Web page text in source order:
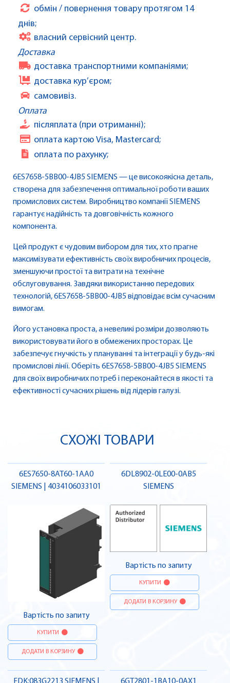
обмін / повернення товару протягом 14
днів;
власний сервісний центр.
Доставка
доставка транспортними компаніями;
доставка кур’єром;
самовивіз.
Оплата
післяплата (при отриманні);
оплата картою Visa, Mastercard;
оплата по рахунку;
6ES7658-5BB00-4JB5 SIEMENS — це високоякісна деталь,
створена для забезпечення оптимальної роботи ваших
промислових систем. Виробництво компанії SIEMENS
гарантує надійність та довговічність кожного
компонента.
Цей продукт є чудовим вибором для тих, хто прагне
максимізувати ефективність своїх виробничих процесів,
зменшуючи простої та витрати на технічне
обслуговування. Завдяки використанню передових
технологій, 6ES7658-5BB00-4JB5 відповідає всім сучасним
вимогам.
Його установка проста, а невеликі розміри дозволяють
використовувати його в обмежених просторах. Це
забезпечує гнучкість у плануванні та інтеграції у будь-які
промислові лінії. Оберіть 6ES7658-5BB00-4JB5 SIEMENS
для своїх виробничих потреб і переконайтеся в якості та
ефективності сучасних рішень від лідерів галузі.
СХОЖІ ТОВАРИ
6ES7650-8AT60-1AA0
SIEMENS | 4034106033101
Вартість по запиту
КУПИТИ
ДОДАТИ В КОРЗИНУ
6DL8902-0LE00-0AB5
SIEMENS
Вартість по запиту
КУПИТИ
ДОДАТИ В КОРЗИНУ